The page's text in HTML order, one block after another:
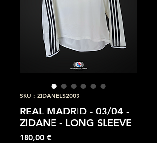
SKU : ZIDANELS2003
REAL MADRID - 03/04 -
ZIDANE - LONG SLEEVE
180,00 €Prix